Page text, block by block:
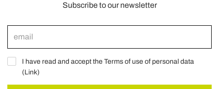
Subscribe to our newsletter
I have read and accept the Terms of use of personal data
(Link)